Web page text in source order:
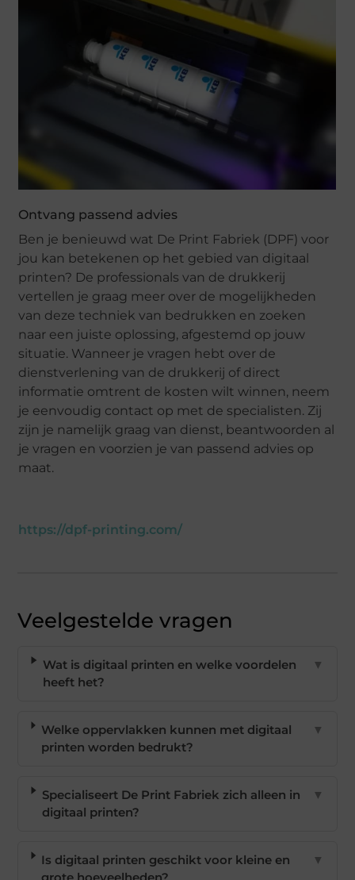
Ontvang passend advies
Ben je benieuwd wat De Print Fabriek (DPF) voor
jou kan betekenen op het gebied van digitaal
printen? De professionals van de drukkerij
vertellen je graag meer over de mogelijkheden
van deze techniek van bedrukken en zoeken
naar een juiste oplossing, afgestemd op jouw
situatie. Wanneer je vragen hebt over de
dienstverlening van de drukkerij of direct
informatie omtrent de kosten wilt winnen, neem
je eenvoudig contact op met de specialisten. Zij
zijn je namelijk graag van dienst, beantwoorden al
je vragen en voorzien je van passend advies op
maat.
https://dpf-printing.com/
Veelgestelde vragen
Wat is digitaal printen en welke voordelen
heeft het?
▼
Welke oppervlakken kunnen met digitaal
printen worden bedrukt?
▼
Specialiseert De Print Fabriek zich alleen in
digitaal printen?
▼
Is digitaal printen geschikt voor kleine en
▼